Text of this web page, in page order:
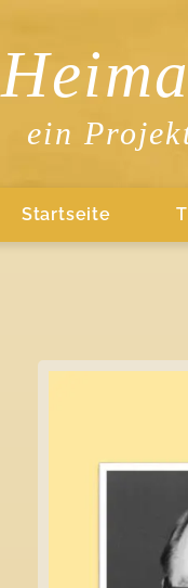
ein
Startseite